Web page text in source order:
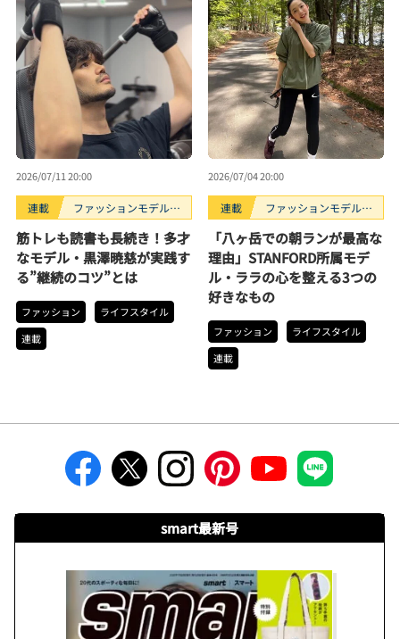
2026/07/11 20:00
連載
ファッションモデルの
筋トレも読書も長続き！多才
なモデル・黒澤暁慈が実践す
る”継続のコツ”とは
ファッション
ライフスタイル
連載
2026/07/04 20:00
連載
ファッションモデルの
「八ヶ岳での朝ランが最高な
理由」STANFORD所属モデ
ル・ララの心を整える3つの
好きなもの
ファッション
ライフスタイル
連載
smart最新号